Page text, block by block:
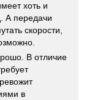
хоть и
А передачи
скорости,
В отличие
в